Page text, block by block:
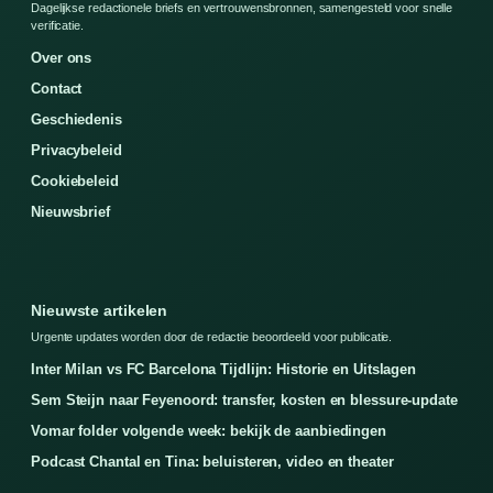
Dagelijkse redactionele briefs en vertrouwensbronnen, samengesteld voor snelle
verificatie.
Over ons
Contact
Geschiedenis
Privacybeleid
Cookiebeleid
Nieuwsbrief
Nieuwste artikelen
Urgente updates worden door de redactie beoordeeld voor publicatie.
Inter Milan vs FC Barcelona Tijdlijn: Historie en Uitslagen
Sem Steijn naar Feyenoord: transfer, kosten en blessure-update
Vomar folder volgende week: bekijk de aanbiedingen
Podcast Chantal en Tina: beluisteren, video en theater